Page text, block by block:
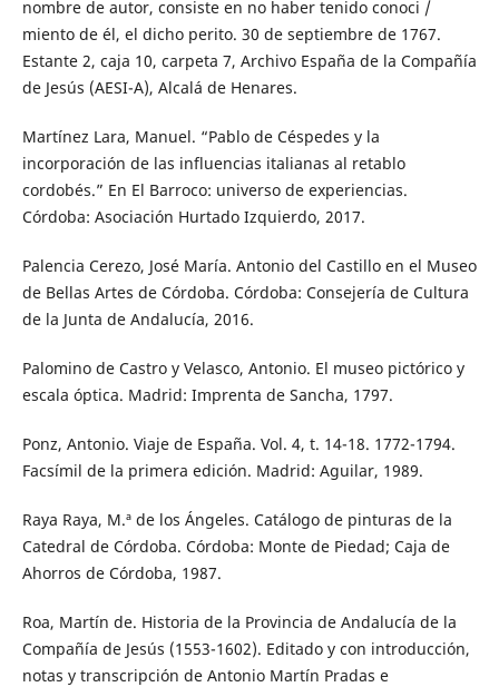
nombre de autor, consiste en no haber tenido conoci /
miento de él, el dicho perito. 30 de septiembre de 1767.
Estante 2, caja 10, carpeta 7, Archivo España de la Compañía
de Jesús (AESI-A), Alcalá de Henares.
Martínez Lara, Manuel. “Pablo de Céspedes y la
incorporación de las influencias italianas al retablo
cordobés.” En El Barroco: universo de experiencias.
Córdoba: Asociación Hurtado Izquierdo, 2017.
Palencia Cerezo, José María. Antonio del Castillo en el Museo
de Bellas Artes de Córdoba. Córdoba: Consejería de Cultura
de la Junta de Andalucía, 2016.
Palomino de Castro y Velasco, Antonio. El museo pictórico y
escala óptica. Madrid: Imprenta de Sancha, 1797.
Ponz, Antonio. Viaje de España. Vol. 4, t. 14-18. 1772-1794.
Facsímil de la primera edición. Madrid: Aguilar, 1989.
Raya Raya, M.ª de los Ángeles. Catálogo de pinturas de la
Catedral de Córdoba. Córdoba: Monte de Piedad; Caja de
Ahorros de Córdoba, 1987.
Roa, Martín de. Historia de la Provincia de Andalucía de la
Compañía de Jesús (1553-1602). Editado y con introducción,
notas y transcripción de Antonio Martín Pradas e